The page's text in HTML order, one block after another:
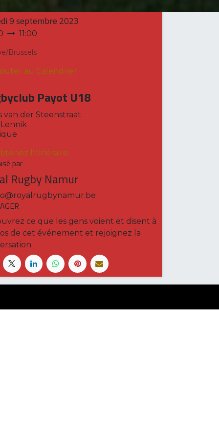
9 septembre 2023
11:00
Brussels
au Calendrier
Payot U18
van der Steenstraat
Lennik
l'itinéraire
par
Rugby Namur
ce que les gens voient et disent à
de cet événement et rejoignez la